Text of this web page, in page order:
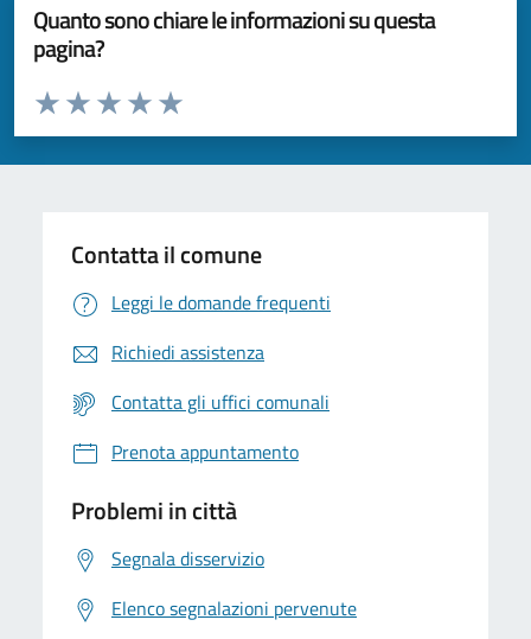
Quanto sono chiare le informazioni su questa
pagina?
Valuta da 1 a 5 stelle la pagina
Valuta 5 stelle su 5
Valuta 4 stelle su 5
Valuta 3 stelle su 5
Valuta 2 stelle su 5
Valuta 1 stelle su 5
Contatta il comune
Leggi le domande frequenti
Richiedi assistenza
Contatta gli uffici comunali
Prenota appuntamento
Problemi in città
Segnala disservizio
Elenco segnalazioni pervenute